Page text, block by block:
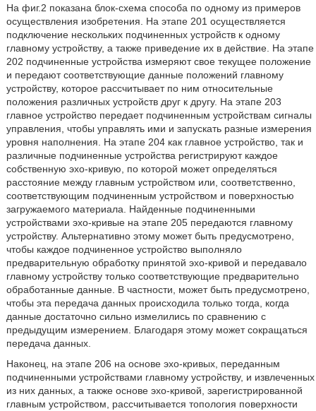
На фиг.2 показана блок-схема способа по одному из примеров
осуществления изобретения. На этапе 201 осуществляется
подключение нескольких подчиненных устройств к одному
главному устройству, а также приведение их в действие. На этапе
202 подчиненные устройства измеряют свое текущее положение
и передают соответствующие данные положений главному
устройству, которое рассчитывает по ним относительные
положения различных устройств друг к другу. На этапе 203
главное устройство передает подчиненным устройствам сигналы
управления, чтобы управлять ими и запускать разные измерения
уровня наполнения. На этапе 204 как главное устройство, так и
различные подчиненные устройства регистрируют каждое
собственную эхо-кривую, по которой может определяться
расстояние между главным устройством или, соответственно,
соответствующим подчиненным устройством и поверхностью
загружаемого материала. Найденные подчиненными
устройствами эхо-кривые на этапе 205 передаются главному
устройству. Альтернативно этому может быть предусмотрено,
чтобы каждое подчиненное устройство выполняло
предварительную обработку принятой эхо-кривой и передавало
главному устройству только соответствующие предварительно
обработанные данные. В частности, может быть предусмотрено,
чтобы эта передача данных происходила только тогда, когда
данные достаточно сильно измелились по сравнению с
предыдущим измерением. Благодаря этому может сокращаться
передача данных.
Наконец, на этапе 206 на основе эхо-кривых, переданным
подчиненными устройствами главному устройству, и извлеченных
из них данных, а также основе эхо-кривой, зарегистрированной
главным устройством, рассчитывается топология поверхности